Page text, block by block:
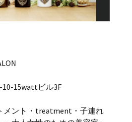
15wattビル3F
メント・treatment・子連れ